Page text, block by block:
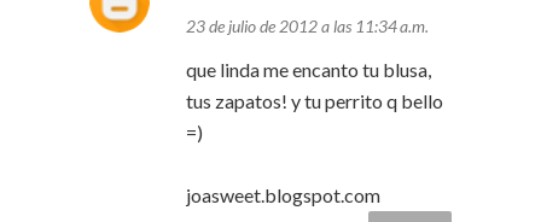
23 de julio de 2012 a las 11:34 a.m.
que linda me encanto tu blusa,
tus zapatos! y tu perrito q bello
=)
joasweet.blogspot.com